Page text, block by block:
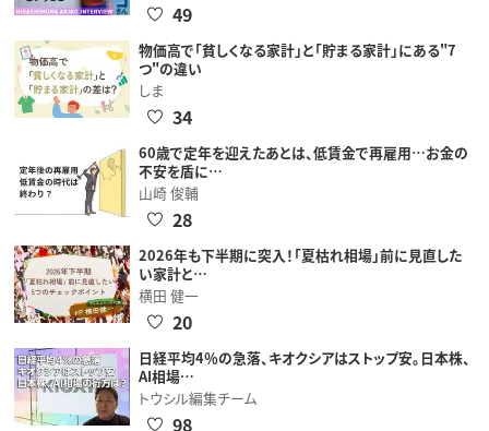
49
物価高で「貧しくなる家計」と「貯まる家計」にある"7
つ"の違い
しま
34
60歳で定年を迎えたあとは、低賃金で再雇用…お金の
不安を盾に…
山崎 俊輔
28
2026年も下半期に突入！「夏枯れ相場」前に見直した
い家計と…
横田 健一
20
日経平均4％の急落、キオクシアはストップ安。日本株、
AI相場…
トウシル編集チーム
98